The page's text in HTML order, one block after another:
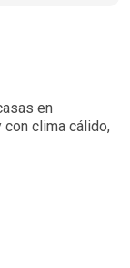
en
con clima cálido,